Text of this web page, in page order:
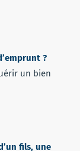
?
un bien
fils, une